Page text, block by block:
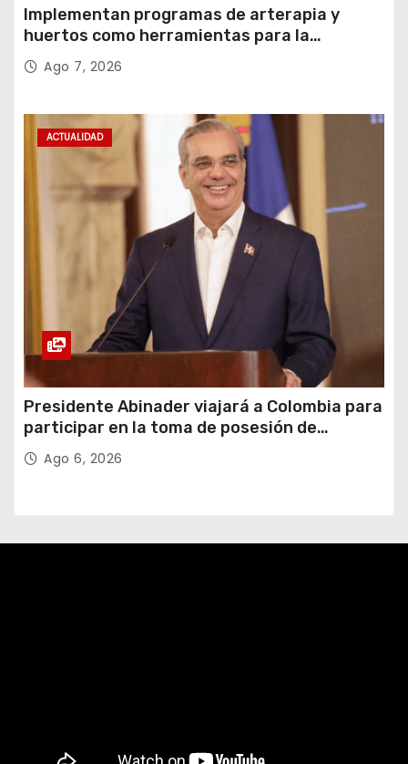
Implementan programas de arterapia y
huertos como herramientas para la
recuperación y la inclusión social
Ago 7, 2026
ACTUALIDAD
Presidente Abinader viajará a Colombia para
participar en la toma de posesión de
Abelardo de la Espriella
Ago 6, 2026